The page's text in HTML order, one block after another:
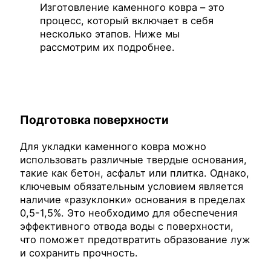
Изготовление каменного ковра – это
процесс, который включает в себя
несколько этапов. Ниже мы
рассмотрим их подробнее.
Подготовка поверхности
Для укладки каменного ковра можно
использовать различные твердые основания,
такие как бетон, асфальт или плитка. Однако,
ключевым обязательным условием является
наличие «разуклонки» основания в пределах
0,5-1,5%. Это необходимо для обеспечения
эффективного отвода воды с поверхности,
что поможет предотвратить образование луж
и сохранить прочность.